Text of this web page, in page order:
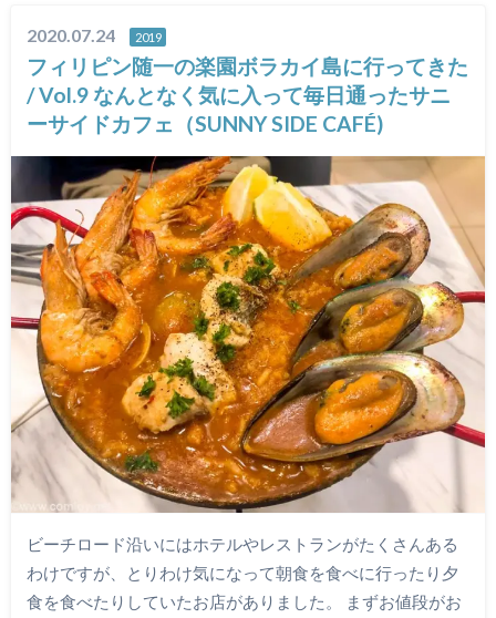
2020.07.24 2019
フィリピン随一の楽園ボラカイ島に行ってきた
/ Vol.9 なんとなく気に入って毎日通ったサニ
ーサイドカフェ（SUNNY SIDE CAFÉ)
ビーチロード沿いにはホテルやレストランがたくさんある
わけですが、とりわけ気になって朝食を食べに行ったり夕
食を食べたりしていたお店がありました。 まずお値段がお